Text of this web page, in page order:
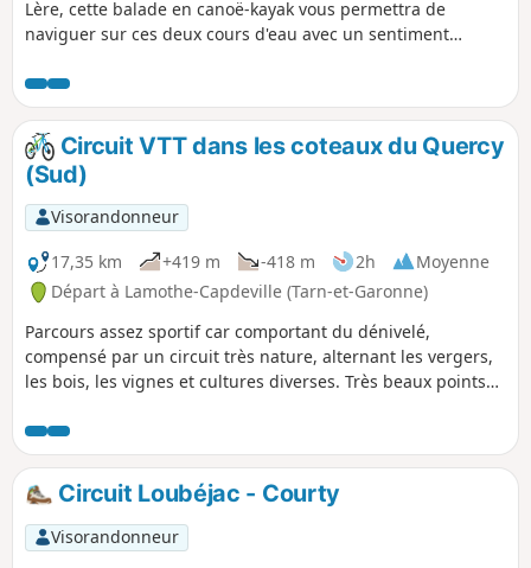
Lère, cette balade en canoë-kayak vous permettra de
naviguer sur ces deux cours d'eau avec un sentiment
Circuit VTT dans les coteaux du Quercy
(Sud)
Visorandonneur
17,35 km
+419 m -418 m 2h
Moyenne
Départ à Lamothe-Capdeville (Tarn-et-Garonne)
Parcours assez sportif car comportant du dénivelé,
compensé par un circuit très nature, alternant les vergers,
les bois, les vignes et cultures diverses. Très beaux points
Circuit Loubéjac - Courty
Visorandonneur